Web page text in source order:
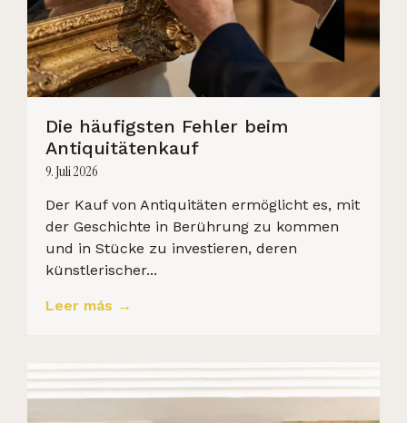
Die häufigsten Fehler beim
Antiquitätenkauf
9. Juli 2026
Der Kauf von Antiquitäten ermöglicht es, mit
der Geschichte in Berührung zu kommen
und in Stücke zu investieren, deren
künstlerischer...
Leer más →